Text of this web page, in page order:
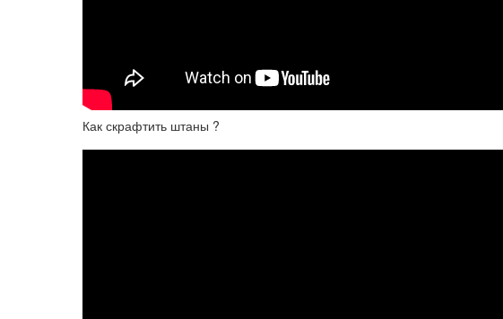
Как скрафтить штаны ?